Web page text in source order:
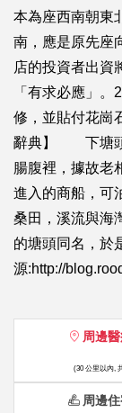
本為座西南朝東
南，應是原先座
店的投資者出資
「有求必應」
修，並貼付花崗
辭典】 下塘頭
腸腹裡，據故老
進入的商船，可
桑田，溪流與海
的塘頭同名，於
源:http://
周邊
(30 公里以內,
周邊